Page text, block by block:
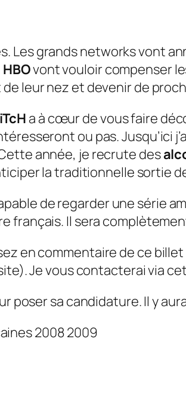
Les grandsnetworksvont
HBOvont vouloir compenser
leur nez et devenir de
a à cœur de vous faire
ou pas. Jusqu’ici
année, je recrute des
la traditionnelle sortie
de regarder une série
français. Il sera
en commentaire de ce
Je vous contacterai via
poser sa candidature. Il y